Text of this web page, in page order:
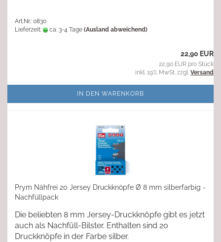
Art.Nr.: 0830
Lieferzeit:
ca. 3-4 Tage (Ausland abweichend)
22,90 EUR
22,90 EUR pro Stück
inkl. 19% MwSt. zzgl. Versand
IN DEN WARENKORB
Prym Nähfrei 20 Jersey Druckknöpfe Ø 8 mm silberfarbig -
Nachfüllpack
Die beliebten 8 mm Jersey-Druckknöpfe gibt es jetzt
auch als Nachfüll-Bilster. Enthalten sind 20
Druckknöpfe in der Farbe silber.